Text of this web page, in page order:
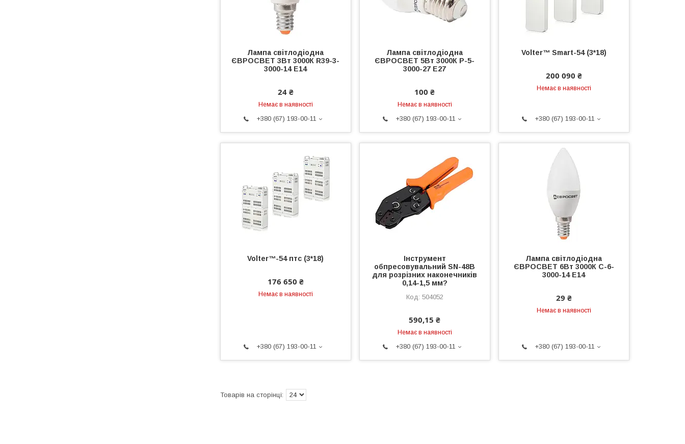
Лампа світлодіодна
ЄВРОСВЕТ 3Вт 3000К R39-3-
3000-14 E14
24 ₴
Немає в наявності
+380 (67) 193-00-11
Лампа світлодіодна
ЄВРОСВЕТ 5Вт 3000К Р-5-
3000-27 E27
100 ₴
Немає в наявності
+380 (67) 193-00-11
Volter™ Smart-54 (3*18)
200 090 ₴
Немає в наявності
+380 (67) 193-00-11
Volter™-54 птс (3*18)
176 650 ₴
Немає в наявності
+380 (67) 193-00-11
Інструмент
обпресовувальний SN-48B
для розрізних наконечників
0,14-1,5 мм?
504052
590,15 ₴
Немає в наявності
+380 (67) 193-00-11
Лампа світлодіодна
ЄВРОСВЕТ 6Вт 3000К С-6-
3000-14 E14
29 ₴
Немає в наявності
+380 (67) 193-00-11